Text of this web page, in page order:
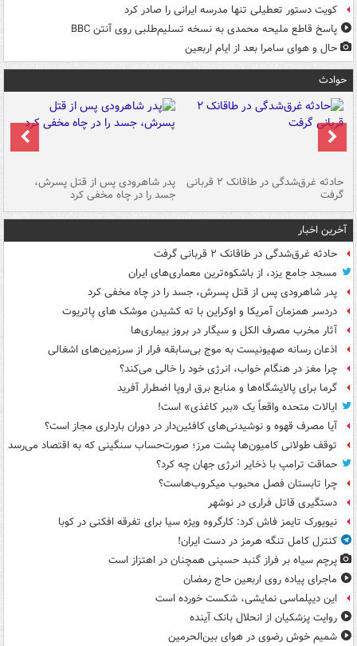
کویت دستور تعطیلی تنها مدرسه ایرانی را صادر کرد
پاسخ قاطع ملیحه محمدی به نسخه تسلیم‌طلبی روی آنتن BBC
حال و هوای سامرا بعد از ایام اربعین
حوادث
حادثه غرق‌شدگی در طاقانک ۲ قربانی
گرفت
پدر شاهرودی پس از قتل پسرش،
جسد را در چاه مخفی کرد
آخرین اخبار
حادثه غرق‌شدگی در طاقانک ۲ قربانی گرفت
مسجد جامع یزد، از باشکوه‌ترین معماری‌های ایران
پدر شاهرودی پس از قتل پسرش، جسد را در چاه مخفی کرد
دردسر همزمان آمریکا و اوکراین با ته کشیدن موشک های پاتریوت
آثار مخرب مصرف الکل و سیگار در بروز بیماری‌ها
اذعان رسانه صهیونیست به موج بی‌سابقه فرار از سرزمین‌های اشغالی
چرا مغز در هنگام خواب، انرژی خود را خالی می‌کند؟
گرما برای پالایشگاه‌ها و منابع برق اروپا اضطرار آفرید
ایالات متحده واقعاً یک «ببر کاغذی» است!
آیا مصرف قهوه و نوشیدنی‌های کافئین‌دار در دوران بارداری مجاز است؟
توقف طولانی کامیون‌ها پشت مرز؛ صورت‌حساب سنگینی که به اقتصاد می‌رسد
حماقت ترامپ با ذخایر انرژی جهان چه کرد؟
چرا تابستان فصل محبوب میکروب‌هاست؟
دستگیری قاتل فراری در نوشهر
نیویورک تایمز فاش کرد: کارگروه ویژه سیا برای تفرقه افکنی در کوبا
کنترل کامل تنگه هرمز در دست ایران!
پرچم سیاه بر فراز گنبد حسینی همچنان در اهتزاز است
ماجرای پیاده روی اربعین حاج رمضان
این دیپلماسی نمایشی، شکست خورده است
روایت پزشکیان از انحلال بانک آینده
شمیم خوش رضوی در هوای بین‌الحرمین